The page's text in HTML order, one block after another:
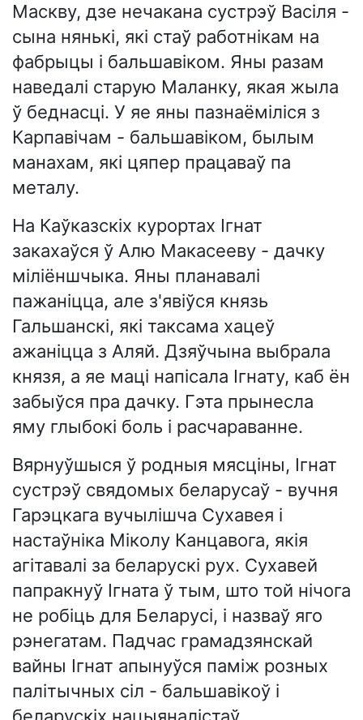
Маскву, дзе нечакана сустрэў Васіля -
сына нянькі, які стаў работнікам на
фабрыцы і бальшавіком. Яны разам
наведалі старую Маланку, якая жыла
ў беднасці. У яе яны пазнаёміліся з
Карпавічам - бальшавіком, былым
манахам, які цяпер працаваў па
металу.
На Каўказскіх курортах Ігнат
закахаўся ў Алю Макасееву - дачку
міліёншчыка. Яны планавалі
пажаніцца, але з'явіўся князь
Гальшанскі, які таксама хацеў
ажаніцца з Аляй. Дзяўчына выбрала
князя, а яе маці напісала Ігнату, каб ён
забыўся пра дачку. Гэта прынесла
яму глыбокі боль і расчараванне.
Вярнуўшыся ў родныя мясціны, Ігнат
сустрэў свядомых беларусаў - вучня
Гарэцкага вучылішча Сухавея і
настаўніка Міколу Канцавога, якія
агітавалі за беларускі рух. Сухавей
папракнуў Ігната ў тым, што той нічога
не робіць для Беларусі, і назваў яго
рэнегатам. Падчас грамадзянскай
вайны Ігнат апынуўся паміж розных
палітычных сіл - бальшавікоў і